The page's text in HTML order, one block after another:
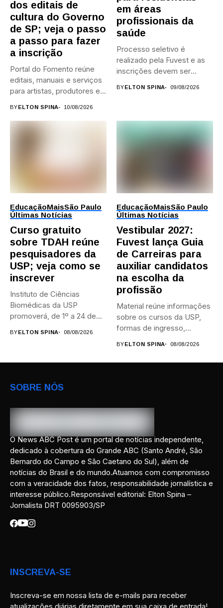
dos editais de
cultura do Governo
de SP; veja o passo
a passo para fazer
a inscrição
Portal do Fomento reúne
editais, manuais e serviços
para artistas, produtores e...
BY ELTON SPINA 10/08/2026
em áreas
profissionais da
saúde
Processo seletivo é
realizado pela Fuvest e as
inscrições devem ser
BY ELTON SPINA 09/08/2026
EducaçãoMaisSão Paulo
Últimas Notícias
Curso gratuito
sobre TDAH reúne
pesquisadores da
USP; veja como se
inscrever
Instituto de Ciências
Biomédicas da USP
promoverá, de 1º a 24 de...
BYELTON SPINA 08/08/2026
EducaçãoMaisSão Paulo
Últimas Notícias
Vestibular 2027:
Fuvest lança Guia
de Carreiras para
auxiliar candidatos
na escolha da
profissão
Material reúne informações
sobre os cursos da USP,
formas de ingresso,
BYELTON SPINA 08/08/2026
SOBRE NÓS
O News ABC Post é um portal de notícias independente,
dedicado à cobertura do Grande ABC (Santo André, São
Bernardo do Campo e São Caetano do Sul), além de
notícias do Brasil e do mundo.Atuamos com compromisso
com a veracidade dos fatos, responsabilidade jornalística e
interesse público.Responsável editorial: Elton Spina –
Jornalista DRT 0095903/SP
INSCREVA-SE
Inscreva-se em nossa lista de e-mails para receber
atualizações diárias diretamente em sua caixa de entrada!